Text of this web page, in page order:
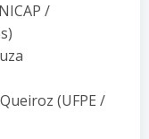
/
(UFPE /